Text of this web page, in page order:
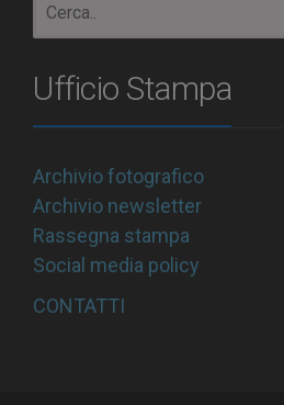
Ufficio Stampa
Archivio fotografico
Archivio newsletter
Rassegna stampa
Social media policy
CONTATTI